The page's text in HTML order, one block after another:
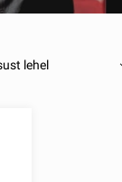
lehel